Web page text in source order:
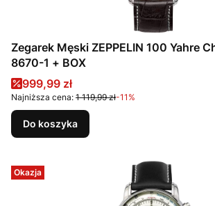
Zegarek Męski ZEPPELIN 100 Yahre
8670-1 + BOX
Cena promocyjna
999,99 zł
Najniższa cena: 1 119,99 zł-11%
Do koszyka
Okazja